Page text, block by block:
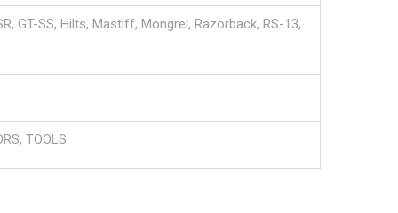
GT-SS, Hilts, Mastiff, Mongrel, Razorback, RS-13,
TOOLS